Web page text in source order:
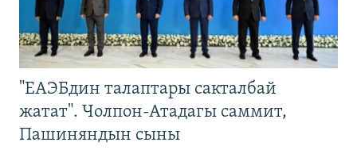
"ЕАЭБдин талаптары сакталбай
жатат". Чолпон-Атадагы саммит,
Пашиняндын сыны